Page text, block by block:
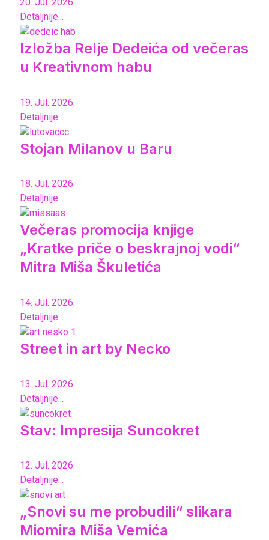
Detaljnije...
Izložba Relje Dedeića od večeras
u Kreativnom habu
19. Jul. 2026.
Detaljnije...
Stojan Milanov u Baru
18. Jul. 2026.
Detaljnije...
Večeras promocija knjige
„Kratke priče o beskrajnoj vodi“
Mitra Miša Škuletića
14. Jul. 2026.
Detaljnije...
Street in art by Necko
13. Jul. 2026.
Detaljnije...
Stav: Impresija Suncokret
12. Jul. 2026.
Detaljnije...
„Snovi su me probudili“ slikara
Miomira Miša Vemića